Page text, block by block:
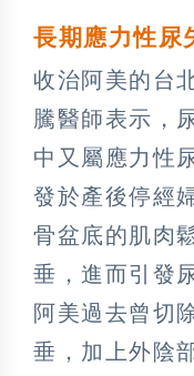
長期應力性
收治阿美的台
騰醫師表示，
中又屬應力性
發於產後停經
骨盆底的肌肉
垂，進而引發
阿美過去曾切
垂，加上外陰